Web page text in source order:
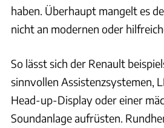
haben. Überhaupt mangelt es
nicht an modernen oder
So lässt sich der Renault
sinnvollen Assistenzsystemen,
Head-up-Display oder einer
Soundanlage aufrüsten.